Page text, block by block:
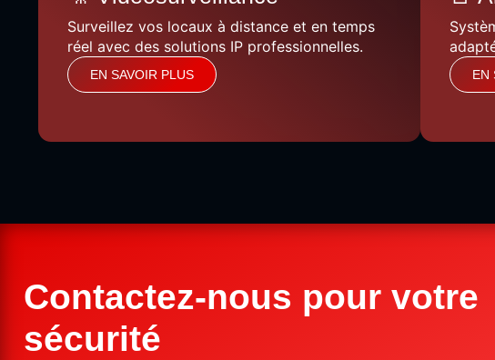
Surveillez vos locaux à distance et en temps
réel avec des solutions IP professionnelles.
EN SAVOIR PLUS EN
Contactez-nous pour votre
sécurité